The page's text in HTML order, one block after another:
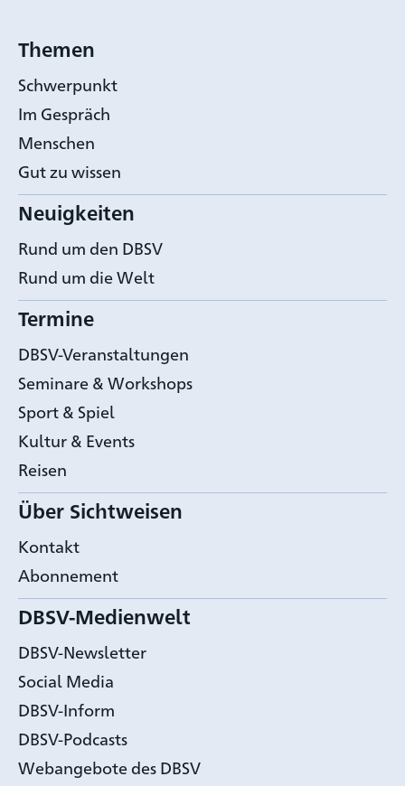
Themen
Schwerpunkt
Im Gespräch
Menschen
Gut zu wissen
Neuigkeiten
Rund um den DBSV
Rund um die Welt
Termine
DBSV-Veranstaltungen
Seminare & Workshops
Sport & Spiel
Kultur & Events
Reisen
Über Sichtweisen
Kontakt
Abonnement
DBSV-Medienwelt
DBSV-Newsletter
Social Media
DBSV-Inform
DBSV-Podcasts
Webangebote des DBSV